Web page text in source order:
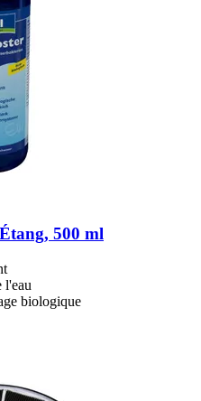
500 ml
l'eau
biologique